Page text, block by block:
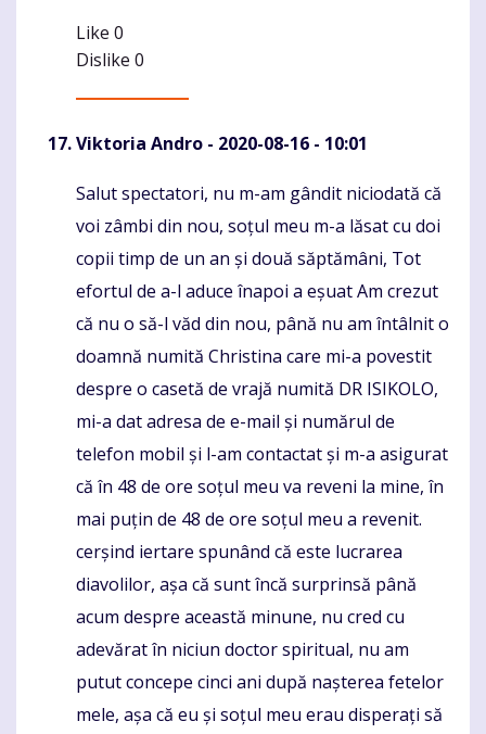
Like 0
Dislike 0
Viktoria Andro - 2020-08-16 - 10:01
Komentaras
Salut spectatori, nu m-am gândit niciodată că
voi zâmbi din nou, soțul meu m-a lăsat cu doi
copii timp de un an și două săptămâni, Tot
efortul de a-l aduce înapoi a eșuat Am crezut
că nu o să-l văd din nou, până nu am întâlnit o
doamnă numită Christina care mi-a povestit
despre o casetă de vrajă numită DR ISIKOLO,
mi-a dat adresa de e-mail și numărul de
telefon mobil și l-am contactat și m-a asigurat
că în 48 de ore soțul meu va reveni la mine, în
mai puțin de 48 de ore soțul meu a revenit.
cerșind iertare spunând că este lucrarea
diavolilor, așa că sunt încă surprinsă până
acum despre această minune, nu cred cu
adevărat în niciun doctor spiritual, nu am
putut concepe cinci ani după nașterea fetelor
mele, așa că eu și soțul meu erau disperați să